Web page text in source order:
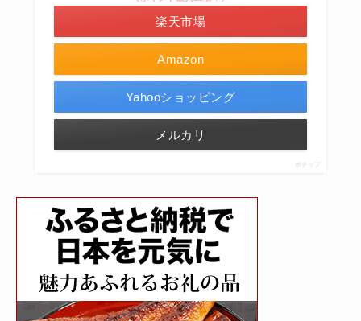
Amazon
楽天市場
Yahooショッピング
メルカリ
ポチップ